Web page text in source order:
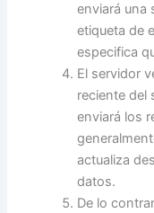
enviará una
etiqueta de
especifica
El servidor
reciente del
enviará los
actualiza
datos.
De lo